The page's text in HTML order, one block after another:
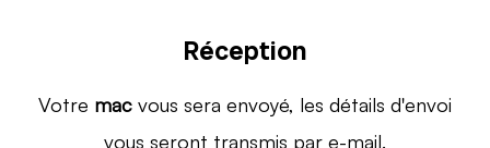
Réception
Votre mac vous sera envoyé, les détails d'envoi
vous seront transmis par e-mail.